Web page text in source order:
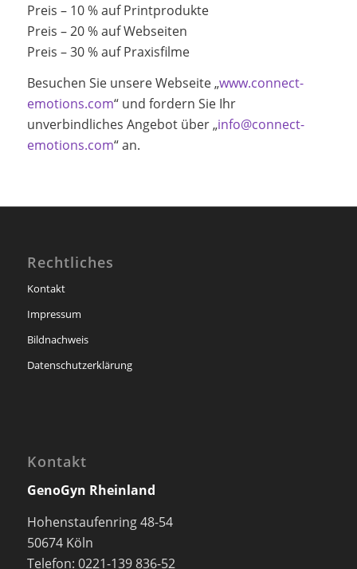
Preis – 10 % auf Printprodukte
Preis – 20 % auf Webseiten
Preis – 30 % auf Praxisfilme
Besuchen Sie unsere Webseite „www.connect-
emotions.com“ und fordern Sie Ihr
unverbindliches Angebot über „info@connect-
emotions.com“ an.
Rechtliches
Kontakt
Impressum
Bildnachweis
Datenschutzerklärung
Kontakt
GenoGyn Rheinland
Hohenstaufenring 48-54
50674 Köln
Telefon: 0221-139 836-52